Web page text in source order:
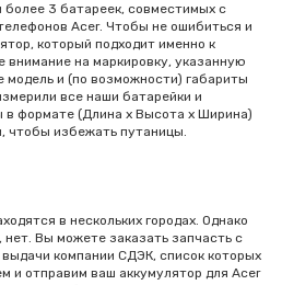
3 батареек, совместимых с
Acer. Чтобы не ошибиться и
который подходит именно к
на маркировку, указанную
модель и (по возможности) габариты
все наши батарейки и
в формате (Длина x Высота x Ширина)
чтобы избежать путаницы.
в нескольких городах. Однако
Вы можете заказать запчасть с
компании СДЭК, список которых
и отправим ваш аккумулятор для Acer